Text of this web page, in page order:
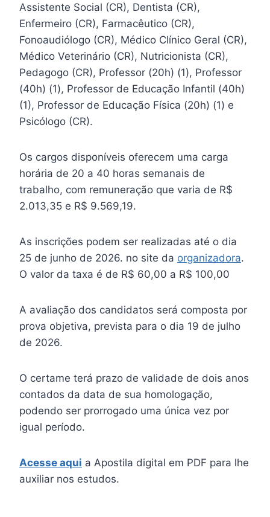
Assistente Social (CR), Dentista (CR),
Enfermeiro (CR), Farmacêutico (CR),
Fonoaudiólogo (CR), Médico Clínico Geral (CR),
Médico Veterinário (CR), Nutricionista (CR),
Pedagogo (CR), Professor (20h) (1), Professor
(40h) (1), Professor de Educação Infantil (40h)
(1), Professor de Educação Física (20h) (1) e
Psicólogo (CR).
Os cargos disponíveis oferecem uma carga
horária de 20 a 40 horas semanais de
trabalho, com remuneração que varia de R$
2.013,35 e R$ 9.569,19.
As inscrições podem ser realizadas até o dia
25 de junho de 2026. no site da organizadora.
O valor da taxa é de R$ 60,00 a R$ 100,00
A avaliação dos candidatos será composta por
prova objetiva, prevista para o dia 19 de julho
de 2026.
O certame terá prazo de validade de dois anos
contados da data de sua homologação,
podendo ser prorrogado uma única vez por
igual período.
Acesse aqui a Apostila digital em PDF para lhe
auxiliar nos estudos.